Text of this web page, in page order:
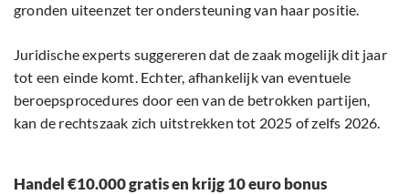
gronden uiteenzet ter ondersteuning van haar positie.
Juridische experts suggereren dat de zaak mogelijk dit jaar
tot een einde komt. Echter, afhankelijk van eventuele
beroepsprocedures door een van de betrokken partijen,
kan de rechtszaak zich uitstrekken tot 2025 of zelfs 2026.
Handel €10.000 gratis en krijg 10 euro bonus